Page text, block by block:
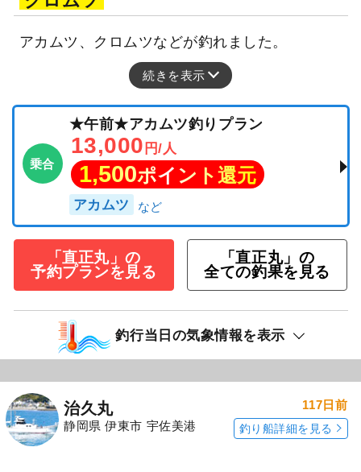
アカムツ、クロムツなどが釣れました。
続きを表示
乗合
★午前★アカムツ釣りプラン
13,000 円/人
1,500ポイント還元
アカムツ
「直正丸」の
予約プランを見る
「直正丸」の
全ての釣果を見る
釣行当日の気象情報を表示
治久丸
静岡県 伊東市 宇佐美港
117日前
釣り船詳細を見る